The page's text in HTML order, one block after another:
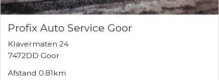
Profix Auto Service Goor
Klavermaten 24
7472DD Goor
Afstand 0.81km